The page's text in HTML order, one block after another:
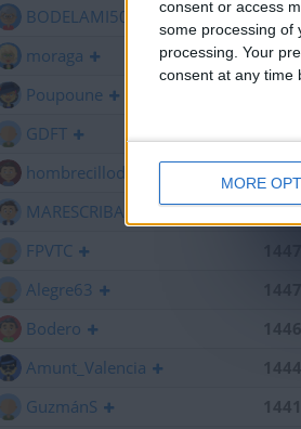
consent or access
some processing of
processing. Your
consent at any time
MORE
BODELAMI50
moraga
Poupoune
GDFT
hombrecillodepan
MARESCRIBANO
FPVTC
Alegre63
Bodero
Amunt_Valencia
GuzmánS